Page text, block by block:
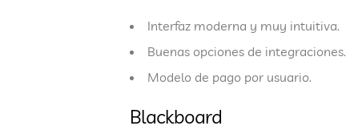
Interfaz moderna y muy intuitiva.
Buenas opciones de integraciones.
Modelo de pago por usuario.
Blackboard